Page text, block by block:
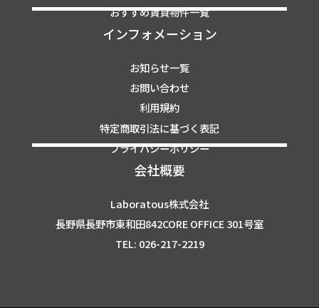
おすすめ賃貸物件一覧
インフォメーション
お知らせ一覧
お問い合わせ
利用規約
特定商取引法に基づく表記
プライバシーポリシー
会社概要
Laboratous株式会社
長野県長野市東和田842CORE OFFICE 301号室
TEL: 026-217-2219